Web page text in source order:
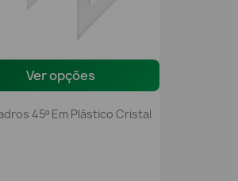
Ver opções
45º Em Plástico Cristal